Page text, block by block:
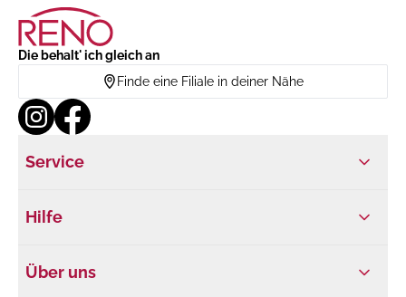
Die behalt' ich gleich an
Finde eine Filiale in deiner Nähe
Service
Hilfe
Über uns